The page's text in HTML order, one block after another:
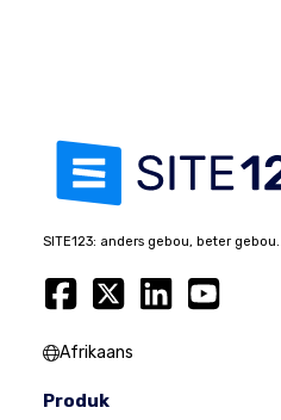
SITE123: anders gebou, beter gebou.
Afrikaans
Produk